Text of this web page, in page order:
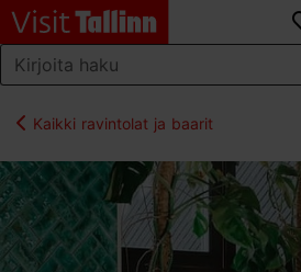
Kaikki ravintolat ja baarit